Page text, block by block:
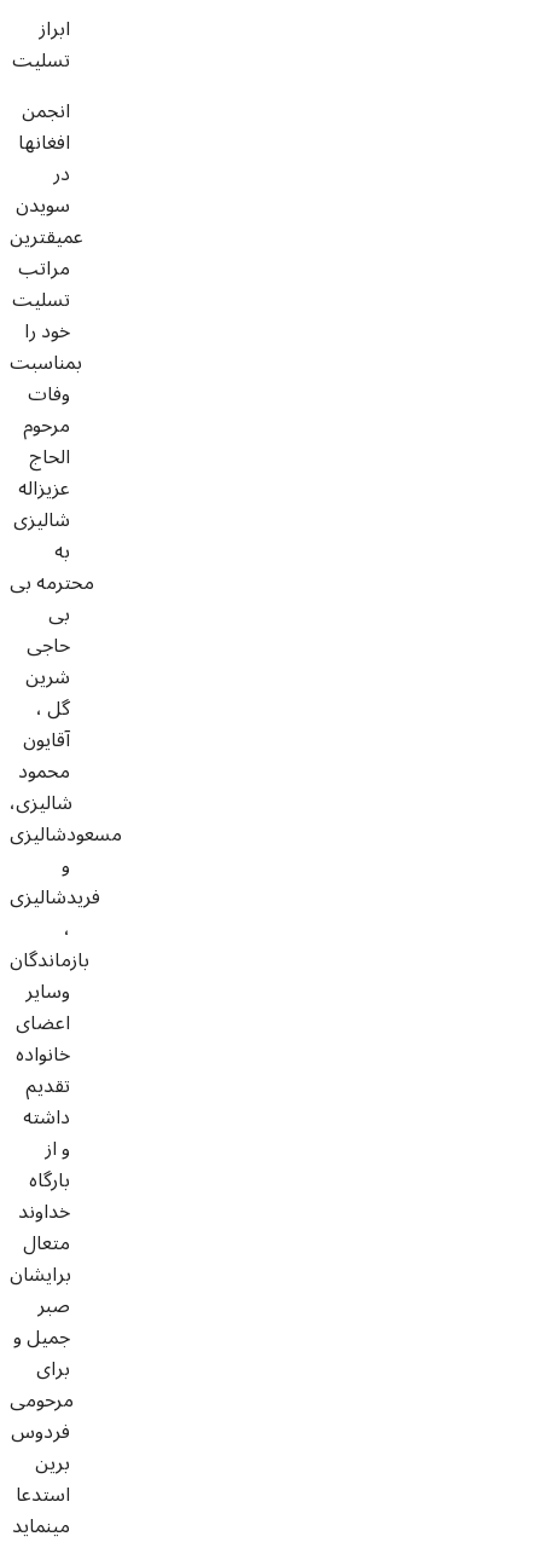
ابراز
تسلیت
انجمن
افغانها
در
سویدن
عمیقترین
مراتب
تسلیت
خود را
بمناسبت
وفات
مرحوم
الحاج
عزیزاله
شالیزی
به
محترمهبى
بى
حاجى
شرين
گل ،
آقایون
محمود
شاليزى،
مسعودشاليزى
و
فريدشاليزى
،
بازماندگان
وسایر
اعضای
خانواده
تقدیم
داشته
و از
بارگاه
خداوند
متعال
برایشان
صبر
جمیل و
برای
مرحومی
فردوس
برین
استدعا
مینماید